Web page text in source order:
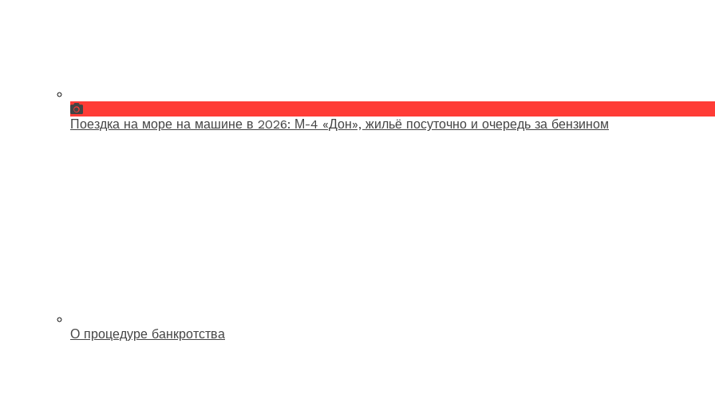
Поездка на море на машине в 2026: М-4 «Дон», жильё посуточно и очередь за бензином
О процедуре банкротства